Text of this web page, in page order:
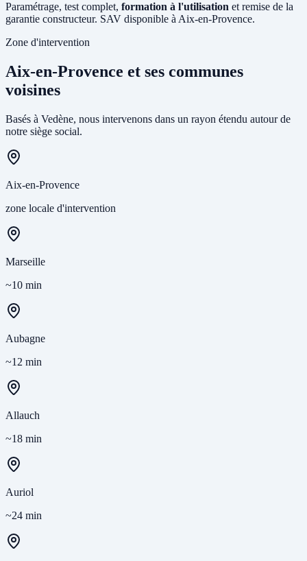
Paramétrage, test complet, formation à l'utilisation et remise de la
garantie constructeur. SAV disponible à Aix-en-Provence.
Zone d'intervention
Aix-en-Provence et ses communes
voisines
Basés à Vedène, nous intervenons dans un rayon étendu autour de
notre siège social.
Aix-en-Provence
zone locale d'intervention
Marseille
~10 min
Aubagne
~12 min
Allauch
~18 min
Auriol
~24 min